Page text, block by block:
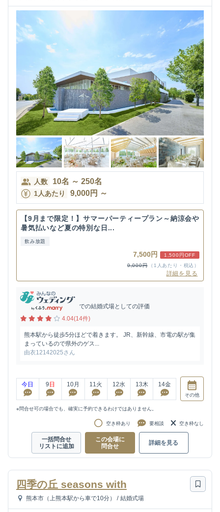
人数 10名 ～ 250名
1人あたり 9,000円 ～
【9月まで限定！】サマーパーティープラン～納涼会や
暑気払いなど夏の特別な日...
飲み放題
7,500円
1,500円OFF
9,000円
（1人あたり・税込）
詳細を見る
での結婚式場としての評価
4.04(14件)
熊本駅から徒歩5分ほどで着きます。 JR、新幹線、市電の駅が集
まっているので県外のゲス...
由衣12142025さん
今日 9 日 10月 11 火 12水 13木 14金
その他
※問合せ可の場合でも、確実に予約できるわけではありません。
空き枠あり 要相談 空き枠なし
一括問合せ
リストに追加
この会場に
問合せ
詳細を見る
四季の丘 seasons with
熊本市（上熊本駅から車で10分） / 結婚式場